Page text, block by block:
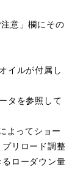
意」欄にその
イルが付属し
タを参照して
よってショー
プリロード調整
ローダウン量